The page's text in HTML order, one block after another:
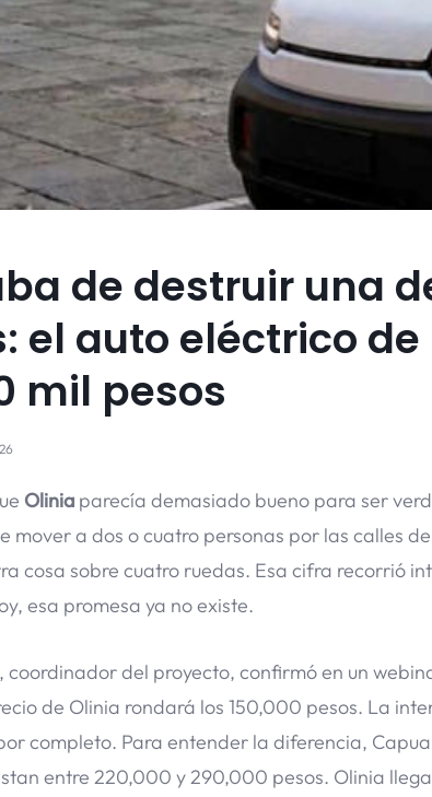
de destruir una
el auto eléctrico de
mil pesos
Olinia parecía demasiado bueno para ser
mover a dos o cuatro personas por las calles
cosa sobre cuatro ruedas. Esa cifra recorrió
esa promesa ya no existe.
, coordinador del proyecto, confirmó en un
de Olinia rondará los 150,000 pesos. La
completo. Para entender la diferencia,
entre 220,000 y 290,000 pesos. Olinia